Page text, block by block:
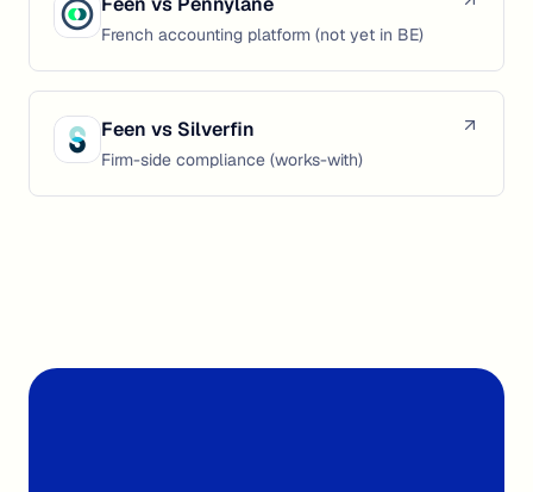
French accounting platform (not yet in BE)
Feen vs Silverfin
Firm-side compliance (works-with)